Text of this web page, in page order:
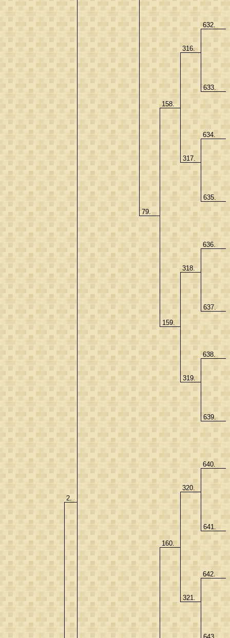
2.
79.
158.
316.
632.
633.
317.
634.
635.
159.
318.
636.
637.
319.
638.
639.
160.
320.
640.
641.
321.
642.